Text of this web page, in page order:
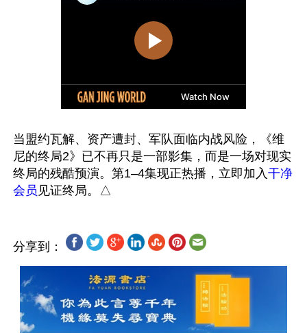
当盟约瓦解、资产遭封、军队面临内战风险，《维
尼的终局2》已不再只是一部影集，而是一场对现实
终局的残酷预演。第1–4集现正热播，立即加入干净
会员
分享到：